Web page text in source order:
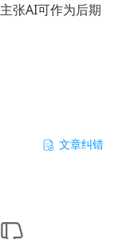
张AI可作为后期
文章纠错